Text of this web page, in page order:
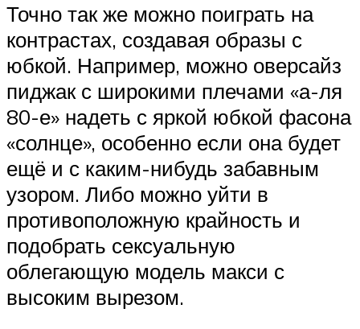
Точно так же можно поиграть на
контрастах, создавая образы с
юбкой. Например, можно оверсайз
пиджак с широкими плечами «а-ля
80-е» надеть с яркой юбкой фасона
«солнце», особенно если она будет
ещё и с каким-нибудь забавным
узором. Либо можно уйти в
противоположную крайность и
подобрать сексуальную
облегающую модель макси с
высоким вырезом.